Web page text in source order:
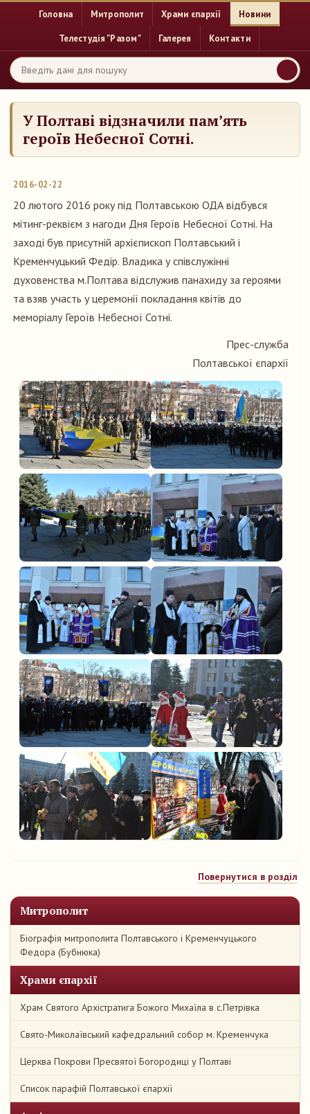
Головна Митрополит Храми єпархії Новини
Телестудія "Разом" Галерея Контакти
Митрополит
Біографія митрополита Полтавського і Кременчуцького
Федора (Бубнюка)
Храми єпархії
Храм Святого Архістратига Божого Михаїла в с.Петрівка
Свято-Миколаївський кафедральний собор м. Кременчука
Церква Покрови Пресвятої Богородиці у Полтаві
Список парафій Полтавської єпархії
У Полтаві відзначили пам’ять
героїв Небесної Сотні.
2016-02-22
20 лютого 2016 року під Полтавською ОДА відбувся
мітинг-реквієм з нагоди Дня Героїв Небесної Сотні. На
заході був присутній архієпископ Полтавський і
Кременчуцький Федір. Владика у співслужінні
духовенства м.Полтава відслужив панахиду за героями
та взяв участь у церемонії покладання квітів до
меморіалу Героїв Небесної Сотні.
Прес-служба
Полтавської єпархії
Повернутися в розділ